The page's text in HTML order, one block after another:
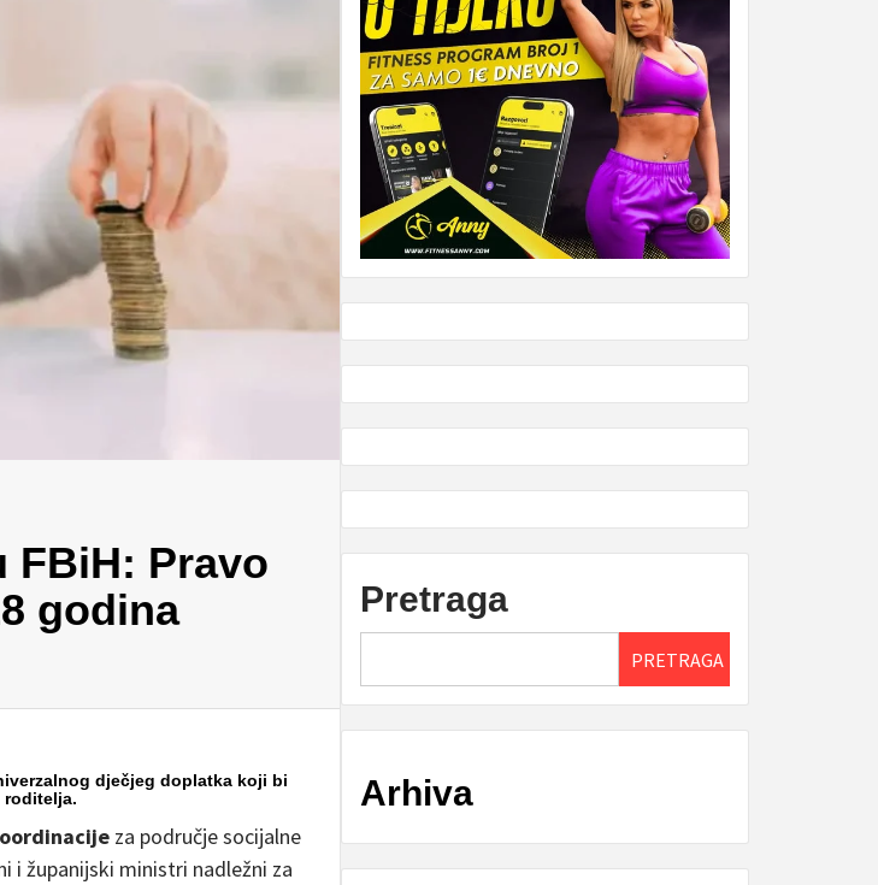
FBiH: Pravo
godina
dječjeg doplatka koji bi
za područje socijalne
i županijski ministri nadležni za
Pretraga
PRETRAGA
Arhiva